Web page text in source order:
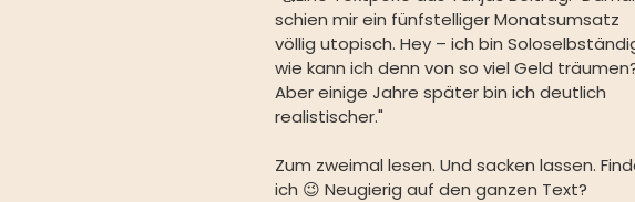
schien mir ein fünfstelliger Monatsumsatz
völlig utopisch. Hey – ich bin
wie kann ich denn von so viel Geld
Aber einige Jahre später bin ich deutlich
realistischer."⁠ ⁠
Zum zweimal lesen. Und sacken lassen.
ich 😉⁠ ⁠Neugierig auf den ganzen Text?